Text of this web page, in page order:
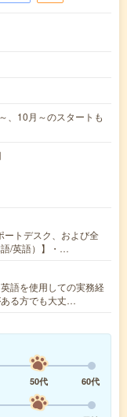
、10月～のスタートも
ートデスク、および全
/英語）】・…
語を使用しての実務経
る方でも大丈…
50代
60代